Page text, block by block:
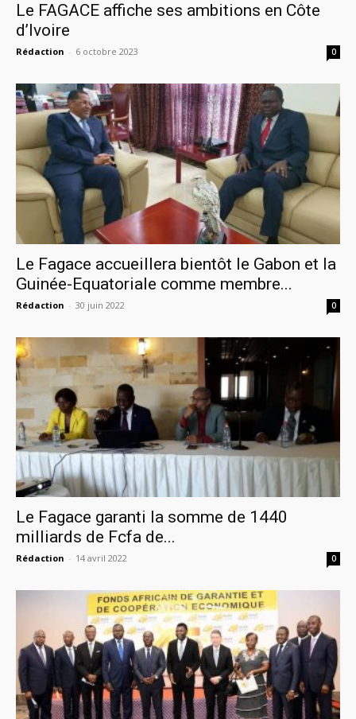
Le FAGACE affiche ses ambitions en Côte
d’Ivoire
Rédaction - 6 octobre 2023 0
Le Fagace accueillera bientôt le Gabon et la
Guinée-Equatoriale comme membre...
Rédaction - 30 juin 2022 0
Le Fagace garanti la somme de 1440
milliards de Fcfa de...
Rédaction - 14 avril 2022 0